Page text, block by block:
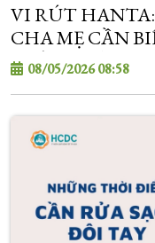
VI RÚT
CHA MẸ CẦN
PHÒNG BỆNH,
08/05/2026 08:58